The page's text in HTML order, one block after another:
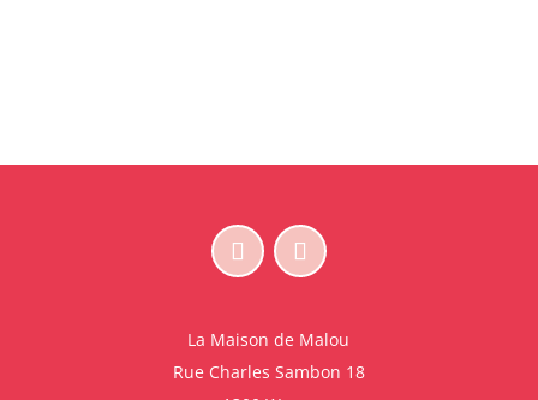
La Maison de Malou
Rue Charles Sambon 18